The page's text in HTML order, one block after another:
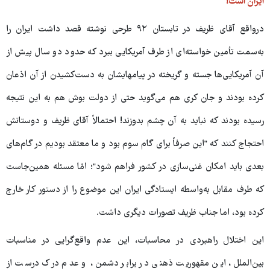
درواقع آقای ظریف در تابستان ۹۲ طرحی نوشته قصد داشت ایران را
به‌سمت تأمین خواسته‌ای از طرف آمریکایی ببرد که حدود دو سال پیش از
آن آمریکایی‌ها جسته و گریخته در پیامهایشان به دست‌کشیدن از آن اذعان
کرده‌ بودند و جان کری هم می‌گوید حتی از دولت بوش هم به این نتیجه
رسیده بودند که نباید به آن چشم بدوزند! احتمالاً آقای ظریف و دوستانش
احتجاج کنند که "این صرفاً برای گام سوم بود و ما معتقد بودیم در گام‌های
بعدی باید امکان غنی‌سازی در کشور فراهم شود"؛ امّا مسئله همین‌جاست
که طرف مقابل به‌واسطه‌ ایستادگی ایران این موضوع را از دستور کار خارج
کرده بود، اما جناب ظریف تصورات دیگری داشت.
این اختلال راهبردی در محاسبات، این عدم واقع‌گرایی در مناسبات
بین‌الملل، این مقهوریت ذهنی در برابر دشمن، و عدم درک درست از